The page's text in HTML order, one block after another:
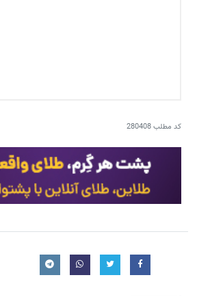
کد مطلب280408